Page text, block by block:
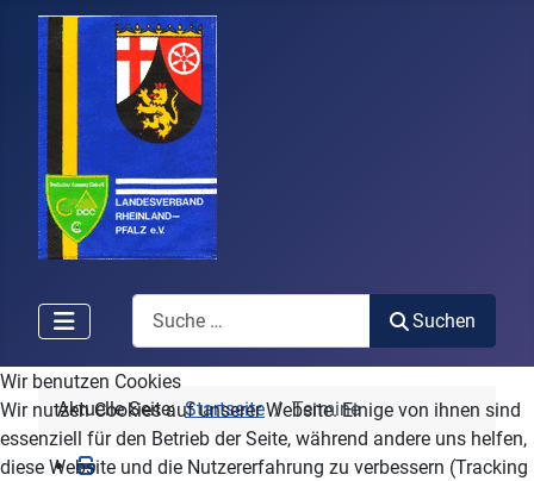
Search
Suchen
Aktuelle Seite:Startseite Termine
Wir benutzen Cookies
Wir nutzen Cookies auf unserer Website. Einige von ihnen sind
essenziell für den Betrieb der Seite, während andere uns helfen,
diese Website und die Nutzererfahrung zu verbessern (Tracking